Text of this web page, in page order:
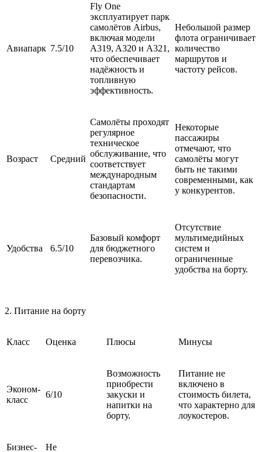
Авиапарк 7.5/10
Fly One
эксплуатирует парк
самолётов Airbus,
включая модели
A319, A320 и A321,
что обеспечивает
надёжность и
топливную
эффективность.
Небольшой размер
флота ограничивает
количество
маршрутов и
частоту рейсов.
Возраст Средний
Самолёты проходят
регулярное
техническое
обслуживание, что
соответствует
международным
стандартам
безопасности.
Некоторые
пассажиры
отмечают, что
самолёты могут
быть не такими
современными, как
у конкурентов.
Удобства 6.5/10
Базовый комфорт
для бюджетного
перевозчика.
Отсутствие
мультимедийных
систем и
ограниченные
удобства на борту.
2. Питание на борту
Класс Оценка Плюсы Минусы
Эконом-
класс
6/10
Возможность
приобрести
закуски и
напитки на
борту.
Питание не
включено в
стоимость билета,
что характерно для
лоукостеров.
Бизнес- Не